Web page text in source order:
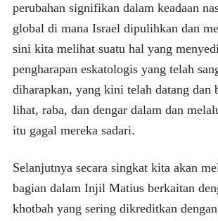
perubahan signifikan dalam keadaan
global di mana Israel dipulihkan dan
sini kita melihat suatu hal yang
pengharapan eskatologis yang telah
diharapkan, yang kini telah datang dan
lihat, raba, dan dengar dalam dan
itu gagal mereka sadari.
Selanjutnya secara singkat kita akan
bagian dalam Injil Matius berkaitan
khotbah yang sering dikreditkan